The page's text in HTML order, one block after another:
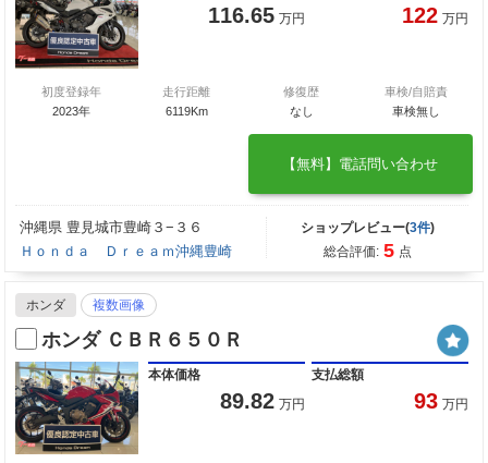
116.65 万円 122 万円
初度登録年
2023年
走行距離
6119Km
修復歴
なし
車検/自賠責
車検無し
【無料】電話問い合わせ
沖縄県 豊見城市豊崎３−３６
Ｈｏｎｄａ Ｄｒｅａｍ沖縄豊崎
ショップレビュー(3件)
総合評価: 5 点
ホンダ 複数画像
ホンダ ＣＢＲ６５０Ｒ
本体価格
89.82 万円
支払総額
93 万円